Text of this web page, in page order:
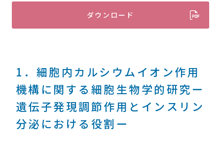
ダウンロード
1．細胞内カルシウムイオン作用
機構に関する細胞生物学的研究ー
遺伝子発現調節作用とインスリン
分泌における役割ー